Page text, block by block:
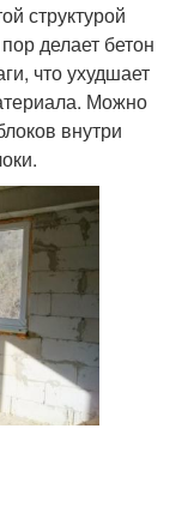
структурой
делает бетон
что ухудшает
Можно
внутри